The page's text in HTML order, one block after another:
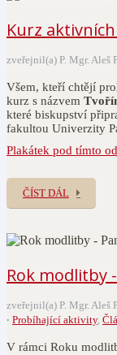
Kurz
zveřejnil(a) P. Mgr. Aleš
Všem, kteří chtějí
kurz s názvem
které biskupství
fakultou Univerzity
Plakátek pod tímto
ČÍST DÁL
Rok modlitby
zveřejnil(a) P. Mgr. Aleš
Probíhající aktivity,
V rámci Roku